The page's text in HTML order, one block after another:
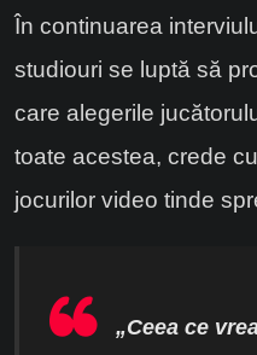
În continuarea
studiouri se luptă să
care alegerile
toate acestea, crede
jocurilor video tinde
„Ceea ce